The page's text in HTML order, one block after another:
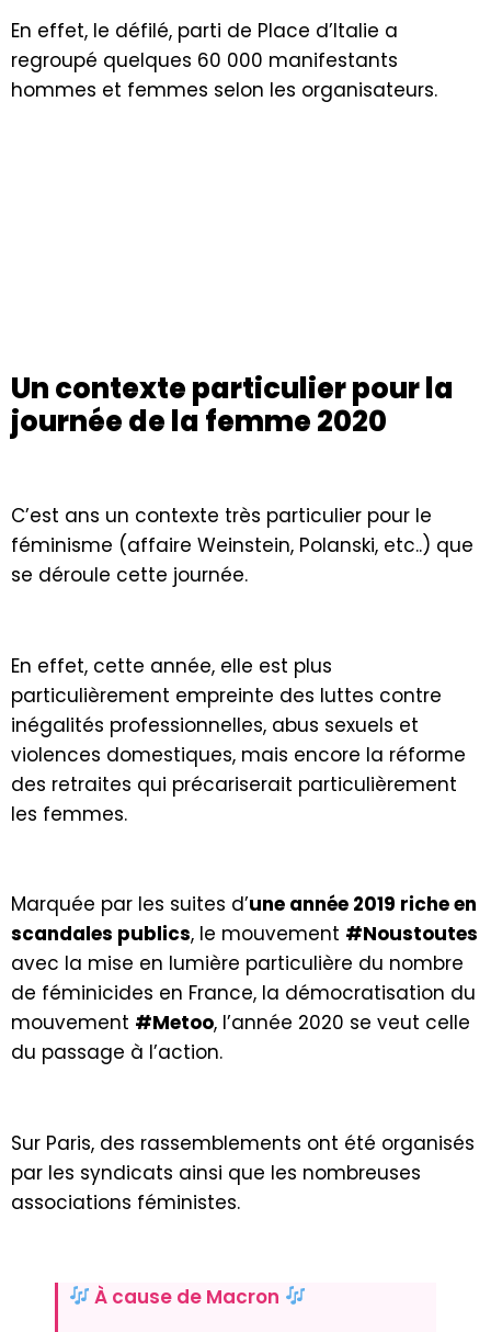
En effet, le défilé, parti de Place d’Italie a
regroupé quelques 60 000 manifestants
hommes et femmes selon les organisateurs.
Un contexte particulier pour la
journée de la femme 2020
C’est ans un contexte très particulier pour le
féminisme (affaire Weinstein, Polanski, etc..) que
se déroule cette journée.
En effet, cette année, elle est plus
particulièrement empreinte des luttes contre
inégalités professionnelles, abus sexuels et
violences domestiques, mais encore la réforme
des retraites qui précariserait particulièrement
les femmes.
Marquée par les suites d’une année 2019 riche en
scandales publics, le mouvement #Noustoutes
avec la mise en lumière particulière du nombre
de féminicides en France, la démocratisation du
mouvement #Metoo, l’année 2020 se veut celle
du passage à l’action.
Sur Paris, des rassemblements ont été organisés
par les syndicats ainsi que les nombreuses
associations féministes.
À cause de Macron